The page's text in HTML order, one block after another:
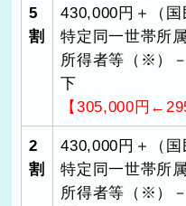
5
割
430,000 円＋（
特定同一世帯所
所得者等（※）－
下
【305,000円
2
割
430,000 円＋（
特定同一世帯所
所得者等（※）－